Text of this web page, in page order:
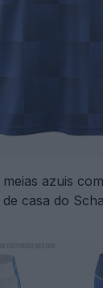
azuis
casa do